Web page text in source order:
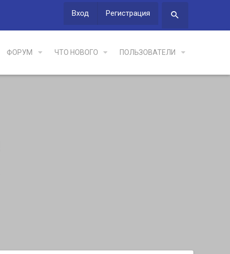
Вход Регистрация
ФОРУМ ЧТО НОВОГО ПОЛЬЗОВАТЕЛИ